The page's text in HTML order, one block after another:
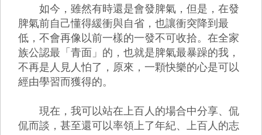
如今，雖然有時還是會發脾氣，但是，在發
脾氣前自己懂得緩衝與自省，也讓衝突降到最
低，不會再像以前一樣的一發不可收拾。在全家
族公認最「青面」的，也就是脾氣最暴躁的我，
不再是人見人怕了，原來，一顆快樂的心是可以
經由學習而獲得的。
現在，我可以站在上百人的場合中分享、侃
侃而談，甚至還可以率領上了年紀、上百人的志